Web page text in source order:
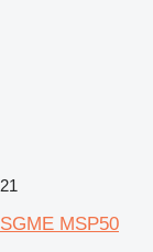
21
SGME MSP50